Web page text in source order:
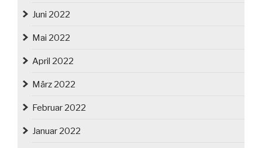
Juni 2022
Mai 2022
April 2022
März 2022
Februar 2022
Januar 2022